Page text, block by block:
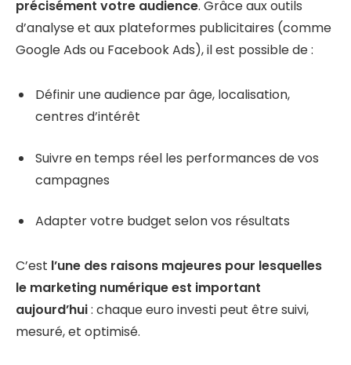
précisément votre audience. Grâce aux outils
d’analyse et aux plateformes publicitaires (comme
Google Ads ou Facebook Ads), il est possible de :
Définir une audience par âge, localisation,
centres d’intérêt
Suivre en temps réel les performances de vos
campagnes
Adapter votre budget selon vos résultats
C’est l’une des raisons majeures pour lesquelles
le marketing numérique est important
aujourd’hui: chaque euro investi peut être suivi,
mesuré, et optimisé.